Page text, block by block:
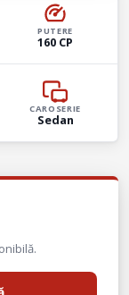
PUTERE
160 CP
CAROSERIE
Sedan